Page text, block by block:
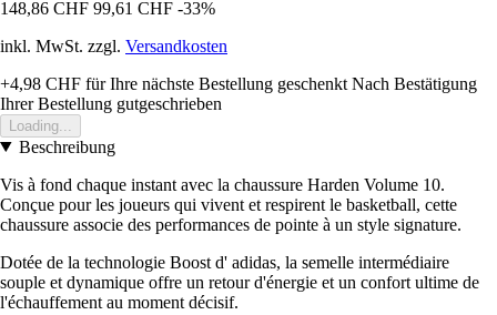
148,86 CHF 99,61 CHF -33%
inkl. MwSt. zzgl. Versandkosten
+4,98 CHF für Ihre nächste Bestellung geschenkt Nach Bestätigung
Ihrer Bestellung gutgeschrieben
Loading...
Beschreibung
Vis à fond chaque instant avec la chaussure Harden Volume 10.
Conçue pour les joueurs qui vivent et respirent le basketball, cette
chaussure associe des performances de pointe à un style signature.
Dotée de la technologie Boost d' adidas, la semelle intermédiaire
souple et dynamique offre un retour d'énergie et un confort ultime de
l'échauffement au moment décisif.